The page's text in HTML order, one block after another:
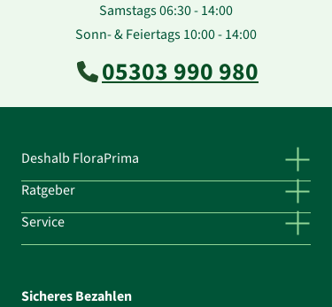
Samstags 06:30 - 14:00
Sonn- & Feiertags 10:00 - 14:00
05303 990 980
Deshalb FloraPrima
Ratgeber
Service
Sicheres Bezahlen